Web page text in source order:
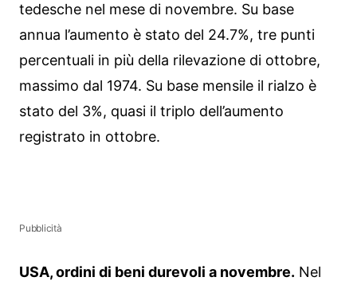
tedesche nel mese di novembre. Su base
annua l’aumento è stato del 24.7%, tre punti
percentuali in più della rilevazione di ottobre,
massimo dal 1974. Su base mensile il rialzo è
stato del 3%, quasi il triplo dell’aumento
registrato in ottobre.
Pubblicità
USA, ordini di beni durevoli a novembre. Nel